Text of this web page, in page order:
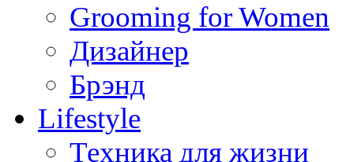
Grooming for Women
Дизайнер
Брэнд
Lifestyle
Техника для жизни